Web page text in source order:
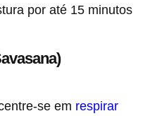
por até 15 minutos
se em respirar